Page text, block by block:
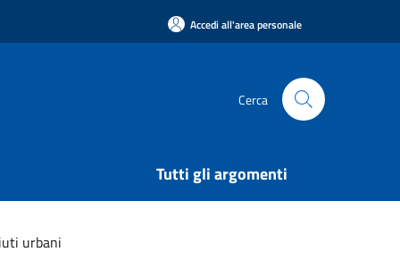
Accedi all'area personale
Cerca
Tutti gli argomenti
urbani